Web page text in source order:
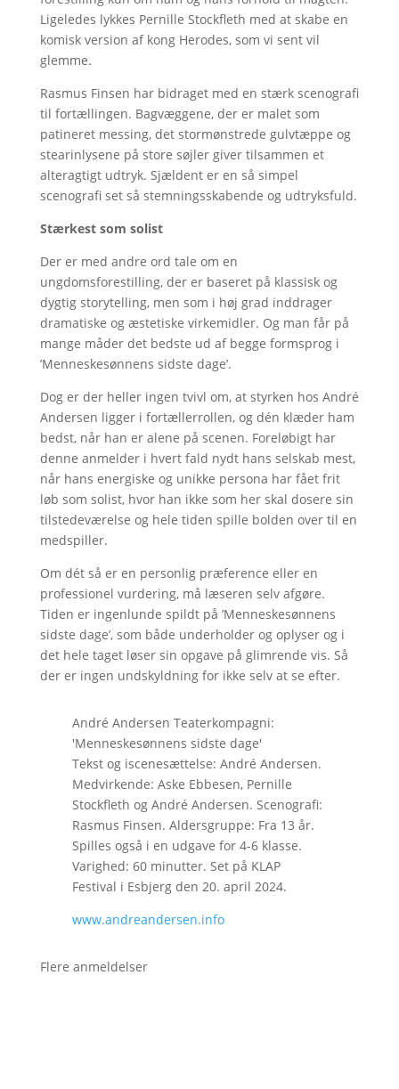
Ligeledes lykkes Pernille Stockfleth med at skabe en
komisk version af kong Herodes, som vi sent vil
glemme.
Rasmus Finsen har bidraget med en stærk scenografi
til fortællingen. Bagvæggene, der er malet som
patineret messing, det stormønstrede gulvtæppe og
stearinlysene på store søjler giver tilsammen et
alteragtigt udtryk. Sjældent er en så simpel
scenografi set så stemningsskabende og udtryksfuld.
Stærkest som solist
Der er med andre ord tale om en
ungdomsforestilling, der er baseret på klassisk og
dygtig storytelling, men som i høj grad inddrager
dramatiske og æstetiske virkemidler. Og man får på
mange måder det bedste ud af begge formsprog i
’Menneskesønnens sidste dage’.
Dog er der heller ingen tvivl om, at styrken hos André
Andersen ligger i fortællerrollen, og dén klæder ham
bedst, når han er alene på scenen. Foreløbigt har
denne anmelder i hvert fald nydt hans selskab mest,
når hans energiske og unikke persona har fået frit
løb som solist, hvor han ikke som her skal dosere sin
tilstedeværelse og hele tiden spille bolden over til en
medspiller.
Om dét så er en personlig præference eller en
professionel vurdering, må læseren selv afgøre.
Tiden er ingenlunde spildt på ’Menneskesønnens
sidste dage’, som både underholder og oplyser og i
det hele taget løser sin opgave på glimrende vis. Så
der er ingen undskyldning for ikke selv at se efter.
André Andersen Teaterkompagni:
'Menneskesønnens sidste dage'
Tekst og iscenesættelse: André Andersen.
Medvirkende: Aske Ebbesen, Pernille
Stockfleth og André Andersen. Scenografi:
Rasmus Finsen. Aldersgruppe: Fra 13 år.
Spilles også i en udgave for 4-6 klasse.
Varighed: 60 minutter. Set på KLAP
Festival i Esbjerg den 20. april 2024.
www.andreandersen.info
Flere anmeldelser